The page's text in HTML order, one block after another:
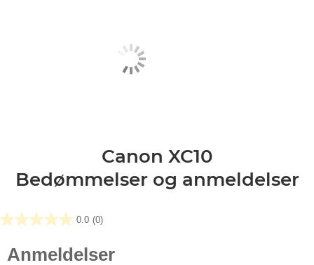
Canon XC10
Bedømmelser og anmeldelser
0.0 (0)
0.0
af